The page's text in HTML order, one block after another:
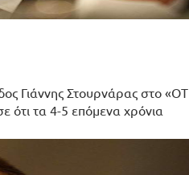
Γιάννης Στουρνάρας στο «OT
ότι τα 4-5 επόμενα χρόνια